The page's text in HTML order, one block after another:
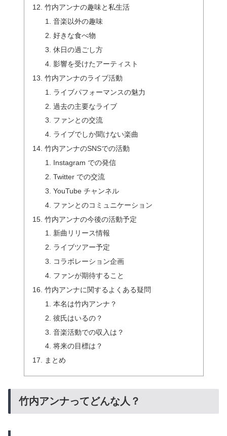
竹内アンナの趣味と私生活
音楽以外の趣味
好きな食べ物
休日の過ごし方
影響を受けたアーティスト
竹内アンナのライブ活動
ライブパフォーマンスの魅力
過去の主要なライブ
ファンとの交流
ライブでしか聞けない楽曲
竹内アンナのSNSでの活動
Instagram での発信
Twitter での交流
YouTube チャンネル
ファンとのコミュニケーション
竹内アンナの今後の活動予定
新曲リリース情報
ライブツアー予定
コラボレーション企画
ファンが期待すること
竹内アンナに関するよくある疑問
本名は竹内アンナ？
彼氏はいるの？
音楽活動での収入は？
将来の目標は？
まとめ
竹内アンナってどんな人？